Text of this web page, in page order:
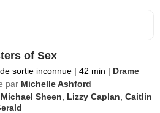
of Sex
sortie inconnue | 42 min | Drame
par Michelle Ashford
Michael Sheen Lizzy Caplan ,Caitlin